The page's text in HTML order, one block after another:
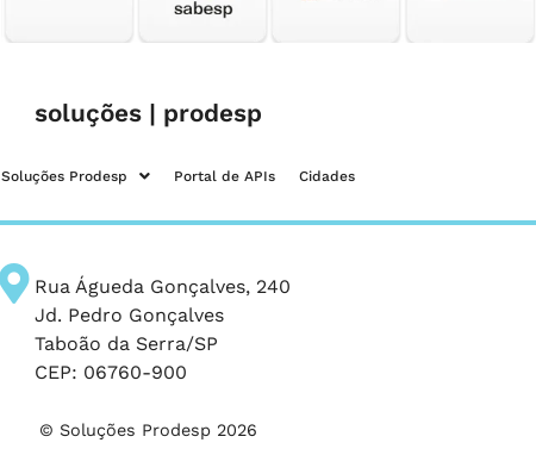
soluções | prodesp
Soluções Prodesp Portal de APIs Cidades
Rua Águeda Gonçalves, 240
Jd. Pedro Gonçalves
Taboão da Serra/SP
CEP: 06760-900
© Soluções Prodesp 2026